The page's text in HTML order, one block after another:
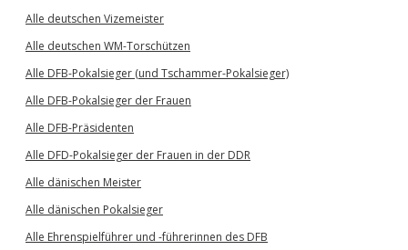
Alle deutschen Vizemeister
Alle deutschen WM-Torschützen
Alle DFB-Pokalsieger (und Tschammer-Pokalsieger)
Alle DFB-Pokalsieger der Frauen
Alle DFB-Präsidenten
Alle DFD-Pokalsieger der Frauen in der DDR
Alle dänischen Meister
Alle dänischen Pokalsieger
Alle Ehrenspielführer und -führerinnen des DFB